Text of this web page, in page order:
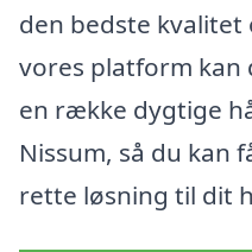
den bedste kvalitet
vores platform kan
en række dygtige
Nissum, så du kan
rette løsning til dit